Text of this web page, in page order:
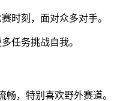
时刻，面对众多对手。
任务挑战自我。
，特别喜欢野外赛道。